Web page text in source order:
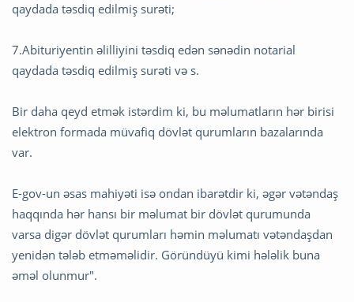
qaydada təsdiq edilmiş surəti;
7.Abituriyentin əlilliyini təsdiq edən sənədin notarial
qaydada təsdiq edilmiş surəti və s.
Bir daha qeyd etmək istərdim ki, bu məlumatların hər birisi
elektron formada müvafiq dövlət qurumların bazalarında
var.
E-gov-un əsas mahiyəti isə ondan ibarətdir ki, əgər vətəndaş
haqqında hər hansı bir məlumat bir dövlət qurumunda
varsa digər dövlət qurumları həmin məlumatı vətəndaşdan
yenidən tələb etməməlidir. Göründüyü kimi hələlik buna
əməl olunmur".